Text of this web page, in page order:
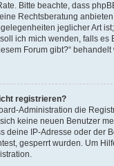
Bitte beachte, dass
Rechtsberatung
jeglicher Art
ich mich wenden, falls es
Forum gibt?“ behandelt
registrieren?
Administration die
keine neuen Benutzer
deine IP-Adresse oder der
gesperrt wurden. Um